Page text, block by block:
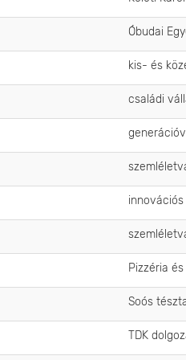
Óbudai
kis- és
családi
Pizzéria
Soós
TDK